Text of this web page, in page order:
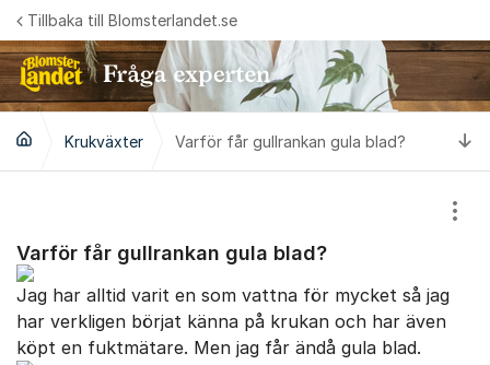
Hoppa till innehåll
Tillbaka till Blomsterlandet.se
Krukväxter Varför får gullrankan gula blad?
Varför får gullrankan gula blad?
Jag har alltid varit en som vattna för mycket så jag
har verkligen börjat känna på krukan och har även
köpt en fuktmätare. Men jag får ändå gula blad.